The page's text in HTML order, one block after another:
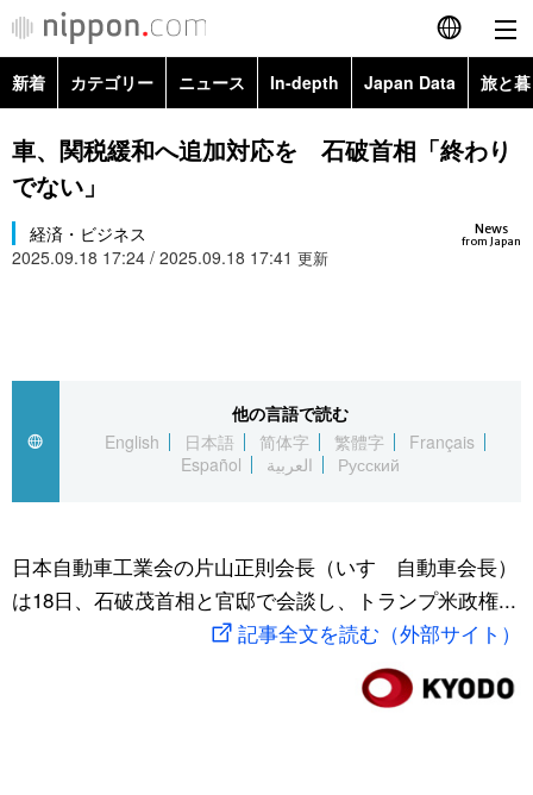
English
简体字
Русский
カテゴリー
国際
社会
文化
アーカイブ
Japan Data
旅と暮らし
動画/Live
新着 カテゴリー ニュース In-depth Japan Data 旅と
政治・外交
経済・ビジネス
国際・海外
文化
科学・技術
暮らし
スポーツ・東京2020
Topics
車、関税緩和へ追加対応を 石破首相「終わり
でない」
News
from Japan
経済・ビジネス
2025.09.18 17:24 / 2025.09.18 17:41 更新
他の言語で読む
English
日本語 简体字 繁體字
Français
Español
العربية Русский
日本自動車工業会の片山正則会長（いすゞ自動車会長）
は18日、石破茂首相と官邸で会談し、トランプ米政権...
記事全文を読む（外部サイト）